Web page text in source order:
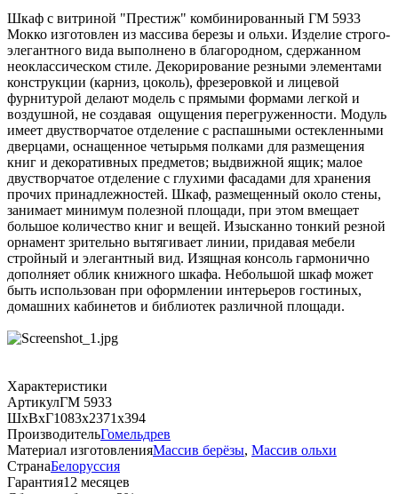
Шкаф с витриной "Престиж" комбинированный ГМ 5933
Мокко изготовлен из массива березы и ольхи. Изделие строго-
элегантного вида выполнено в благородном, сдержанном
неоклассическом стиле. Декорирование резными элементами
конструкции (карниз, цоколь), фрезеровкой и лицевой
фурнитурой делают модель с прямыми формами легкой и
воздушной, не создавая ощущения перегруженности. Модуль
имеет двустворчатое отделение с распашными остекленными
дверцами, оснащенное четырьмя полками для размещения
книг и декоративных предметов; выдвижной ящик; малое
двустворчатое отделение с глухими фасадами для хранения
прочих принадлежностей. Шкаф, размещенный около стены,
занимает минимум полезной площади, при этом вмещает
большое количество книг и вещей. Изысканно тонкий резной
орнамент зрительно вытягивает линии, придавая мебели
стройный и элегантный вид. Изящная консоль гармонично
дополняет облик книжного шкафа. Небольшой шкаф может
быть использован при оформлении интерьеров гостиных,
домашних кабинетов и библиотек различной площади.
Характеристики
АртикулГМ 5933
ШхВхГ1083х2371х394
ПроизводительГомельдрев
Материал изготовленияМассив берёзы, Массив ольхи
СтранаБелоруссия
Гарантия12 месяцев